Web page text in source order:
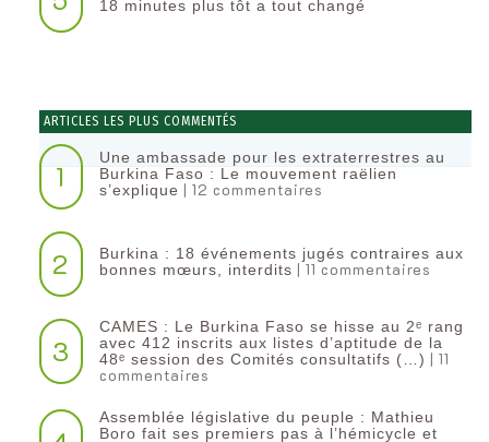
18 minutes plus tôt a tout changé
ARTICLES LES PLUS COMMENTÉS
1
Une ambassade pour les extraterrestres au
Burkina Faso : Le mouvement raëlien
s’explique
| 12 commentaires
2
Burkina : 18 événements jugés contraires aux
bonnes mœurs, interdits | 11 commentaires
3
CAMES : Le Burkina Faso se hisse au 2ᵉ rang
avec 412 inscrits aux listes d’aptitude de la
48ᵉ session des Comités consultatifs (…)
| 11
commentaires
Assemblée législative du peuple : Mathieu
Boro fait ses premiers pas à l’hémicycle et